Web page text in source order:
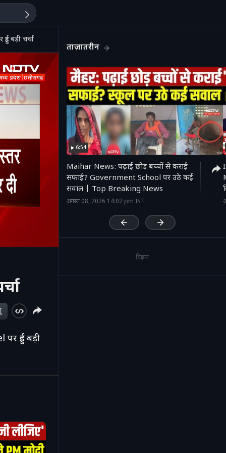
बड़ी चर्चा
हुई बड़ी
ताज़ातरीन
6:54
Maihar News: पढ़ाई छोड़ बच्चों से कराई
सफाई? Government School पर उठे कई
सवाल | Top Breaking News
अगस्त 08, 2026 14:02 pm IST
विज्ञापन